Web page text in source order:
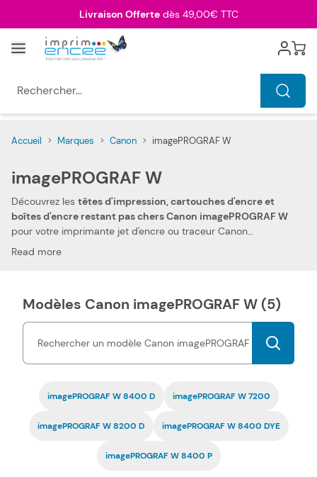
Livraison Offertedès 49,00€ TTC
Menu Cart
Accueil > Marques > Canon > imagePROGRAF W
imagePROGRAF W
Découvrez les têtes d'impression, cartouches d'encre et
boîtes d'encre restant pas chers Canon imagePROGRAF W
pour votre imprimante jet d'encre ou traceur Canon
imagePROGRAF W. Grâce à votre confiance et votre fidélité,
d'encre et boîte d'encre restant compatibles pas chers Canon
imagePROGRAF W vous permettent d'imprimer tous types de
La compatibilité de
nos toners et cartouches d'encre imagePROGRAF W pas
chers est garantiepar une certification ISO, tout comme la
Read more
Modèles Canon imagePROGRAF W (5)
imagePROGRAF W 8400 D imagePROGRAF W 7200
imagePROGRAF W 8200 D imagePROGRAF W 8400 DYE
imagePROGRAF W 8400 P